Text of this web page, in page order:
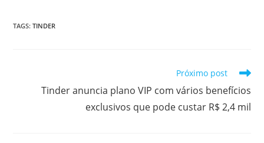
TAGS:TINDER
Próximo post
Tinder anuncia plano VIP com vários benefícios
exclusivos que pode custar R$ 2,4 mil